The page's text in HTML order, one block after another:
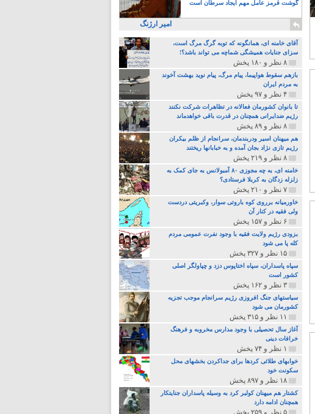
گوشت قرمز عامل مهم ایجاد سرطان است
امیر ارژنگ
آقای خامنه ای، همانگونه که توبه گرگ مرگ است،
سزای جنایات همیشگی شماچه می تواند باشد؟!
۸ نظر و ۱۸۰ پخش
بازهم سقوط هواپیما، پیام مرگ، پیام نوید بهشت آخوند
به مردم ایران
۴ نظر و ۹۷ پخش
تا بانوان کشورمان فعالانه در تظاهرات شرکت نکنند
رژیم ضدایرانی همچنان در قدرت باقی خواهدماند
۸ نظر و ۸۹ پخش
هم میهنان اسیر ودربندمان، سرانجام از ظلم بیکران
رژیم تازی نژاد بجان آمده و به خبابانها ریختند
۸ نظر و ۲۱۹ پخش
خامنه ای، به چه مجوزی ۸۰ آمبولانس به جای کمک به
زلزله زدگان به کربلا فرستادی؟
۷ نظر و ۲۱۰ پخش
خاورمیانه برروی کوه باروتی سوار، وکبریتی دردست
ولی فقیه در کنار آن
۶ نظر و ۱۵۷ پخش
بزودی رژیم ولایت فقیه با وجود نفرت عمومی مردم
کله پا می شود
۱۵ نظر و ۳۲۷ پخش
سپاه پاسداران، سپاه اختاپوس دزد و چپاولگر اصلی
کشور است
۳ نظر و ۱۶۲ پخش
سیاستهای جنگ افروزی رژیم سرانجام موجب تجزیه
کشورمان می شود
۱۱ نظر و ۳۱۵ پخش
آغاز سال تحصیلی با وجود مدارس مخروبه و فرهنگ
خرافات دینی
۱ نظر و ۷۴ پخش
خوابهای طلائی کردها برای جداکردن بخشهای محل
سکونت خود
۱۸ نظر و ۸۹۷ پخش
کشتار هم میهنان کولبر کرد به وسیله پاسداران جنایتکار
همچنان ادامه دارد
۵ نظر و ۲۵۹ پخش